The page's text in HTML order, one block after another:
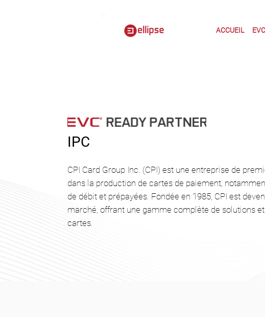
ACCUEIL EVC
IPC
CPI Card Group Inc. (CPI) est une entreprise de
dans la production de cartes de paiement,
de débit et prépayées. Fondée en 1985, CPI est
marché, offrant une gamme complète de solutions
cartes.